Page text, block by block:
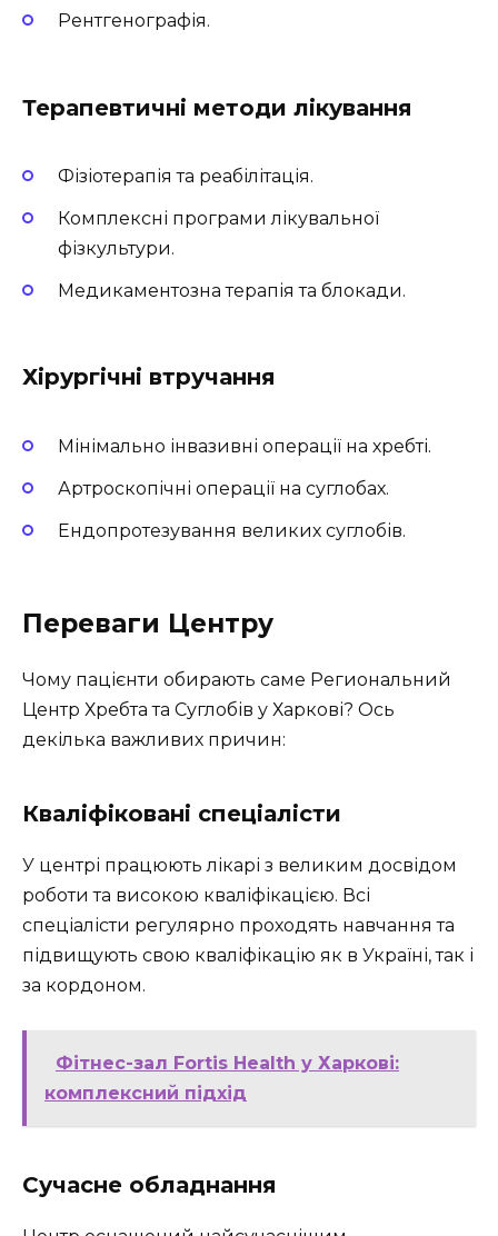
Рентгенографія.
Терапевтичні методи лікування
Фізіотерапія та реабілітація.
Комплексні програми лікувальної
фізкультури.
Медикаментозна терапія та блокади.
Хірургічні втручання
Мінімально інвазивні операції на хребті.
Артроскопічні операції на суглобах.
Ендопротезування великих суглобів.
Переваги Центру
Чому пацієнти обирають саме Региональний
Центр Хребта та Суглобів у Харкові? Ось
декілька важливих причин:
Кваліфіковані спеціалісти
У центрі працюють лікарі з великим досвідом
роботи та високою кваліфікацією. Всі
спеціалісти регулярно проходять навчання та
підвищують свою кваліфікацію як в Україні, так і
за кордоном.
Фітнес-зал Fortis Health у Харкові:
комплексний підхід
Сучасне обладнання